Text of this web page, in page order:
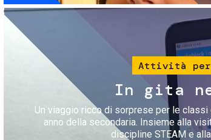
Attività
In gita
Un viaggio ricco di sorprese per le
anno della secondaria. Insieme alla
discipline STEAM e